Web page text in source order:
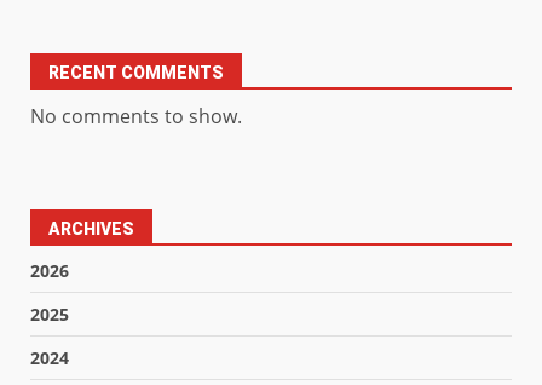
RECENT COMMENTS
No comments to show.
ARCHIVES
2026
2025
2024